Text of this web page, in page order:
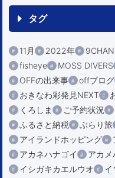
タグ
11月 2022年
fisheye
MOSS DIVERS
OFFの出来事
offブログ
おきなわ彩発見NEXT
くろしま
ご予約状況
ふるさと納税
ぶらり旅
アイランドホッピング
アカネハナゴイ
アカメ
イシガキカエルウオ
イ